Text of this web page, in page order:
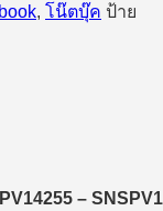
, โน๊ตบุ๊ค ป้าย
–